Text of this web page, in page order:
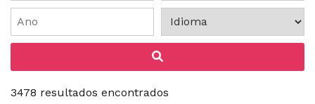
3478 resultados encontrados